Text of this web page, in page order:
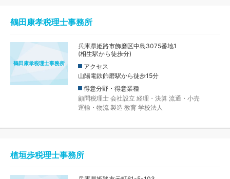
鶴田康孝税理士事務所
鶴田康孝税理士事務所
兵庫県姫路市飾磨区中島3075番地1
(相生駅から徒歩分)
アクセス
山陽電鉄飾磨駅から徒歩15分
得意分野・得意業種
顧問税理士 会社設立 経理・決算 流通・小売
運輸・物流 製造 教育 学校法人
植垣歩税理士事務所